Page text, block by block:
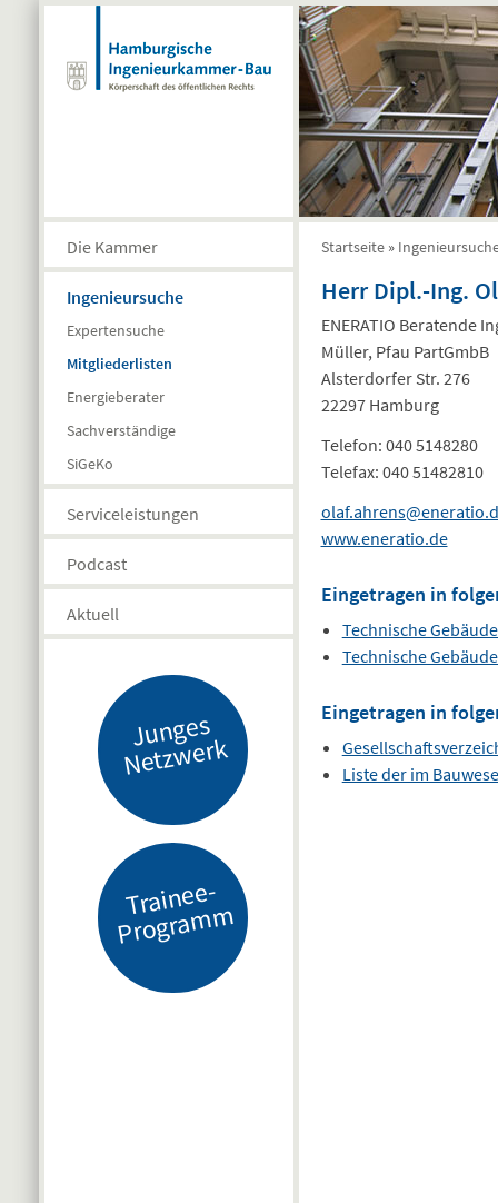
Direkt zum Inhalt
Die Kammer
Ingenieursuche
Expertensuche
Mitgliederlisten
Energieberater
Sachverständige
SiGeKo
Serviceleistungen
Podcast
Aktuell
J
u
n
g
es
N
etz
w
er
k
Tr
ai
n
e
e-
Pr
o
gr
a
m
m
Sie sind hier
Startseite »
Herr Dipl.-Ing.
ENERATIO Beratende
Müller, Pfau PartGmbB
Alsterdorfer Str. 276
22297 Hamburg
Telefon: 040 5148280
Telefax: 040 51482810
www.eneratio.de
Eingetragen in
Technische
Technische
Eingetragen in
Liste der im